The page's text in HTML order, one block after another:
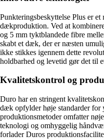
Punkteringsbeskyttelse Plus er
dækproduktion. Ved at
og 5 mm tyktblandede fibre
skabt et dæk, der er næsten
ikke stikkes igennem dette
holdbarhed og levetid gør det til
Kvalitetskontrol og
Duro har en stringent
dæk opfylder høje standarder for
produktionsmetoder omfatter
teknologi og omhyggelig
forlader Duros